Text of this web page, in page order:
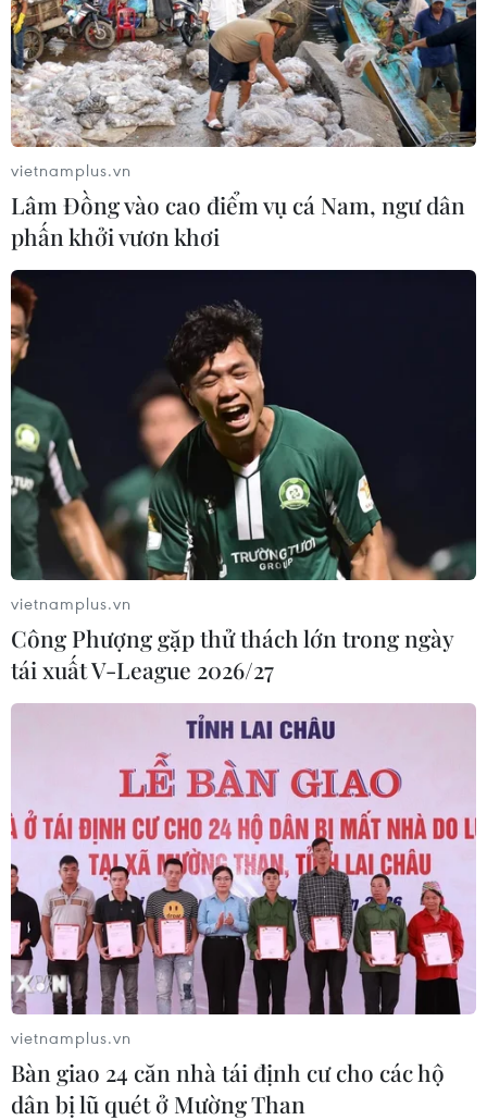
Xét xử phúc thẩm vụ án ở Công ty Gang
thép Thái Nguyên
09/11/2021 06:33
Dự kiến, phiên tòa sẽ được diễn ra trong 4 ngày (từ
ngày 9/11 đến hết ngày 12/11/2021); Hội đồng xét xử
trong vụ án gồm 3 người, do Thẩm phán Mã Anh Tài
làm chủ tọa phiên tòa.
vietnamplus.vn
Lâm Đồng vào cao điểm vụ cá Nam, ngư dân
phấn khởi vươn khơi
vietnamplus.vn
Công Phượng gặp thử thách lớn trong ngày
tái xuất V-League 2026/27
vietnamplus.vn
Bàn giao 24 căn nhà tái định cư cho các hộ
dân bị lũ quét ở Mường Than